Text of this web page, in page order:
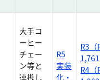
大手コ
ーヒー
チェー
ン等と
連携し
R5
実装
化・
R3（
R4（